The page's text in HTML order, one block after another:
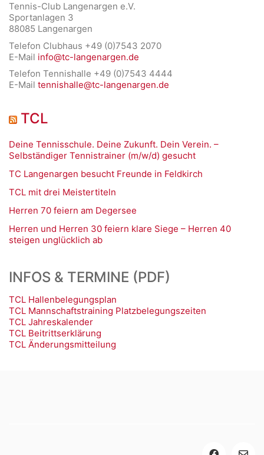
Tennis-Club Langenargen e.V.
Sportanlagen 3
88085 Langenargen
Telefon Clubhaus +49 (0)7543 2070
E-Mail info@tc-langenargen.de
Telefon Tennishalle +49 (0)7543 4444
E-Mail tennishalle@tc-langenargen.de
TCL
Deine Tennisschule. Deine Zukunft. Dein Verein. –
Selbständiger Tennistrainer (m/w/d) gesucht
TC Langenargen besucht Freunde in Feldkirch
TCL mit drei Meistertiteln
Herren 70 feiern am Degersee
Herren und Herren 30 feiern klare Siege – Herren 40
steigen unglücklich ab
INFOS & TERMINE (PDF)
TCL Hallenbelegungsplan
TCL Mannschaftstraining Platzbelegungszeiten
TCL Jahreskalender
TCL Beitrittserklärung
TCL Änderungsmitteilung